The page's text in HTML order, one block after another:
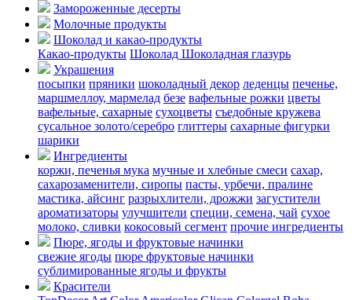
Замороженные десерты
Молочные продукты
Шоколад и какао-продукты
Какао-продукты Шоколад Шоколадная глазурь
Украшения
посыпки пряники шоколадный декор леденцы печенье,
маршмеллоу, мармелад безе вафельные рожки цветы
вафельные, сахарные сухоцветы съедобные кружева
сусальное золото/серебро глиттеры сахарные фигурки
шарики
Ингредиенты
коржи, печенья мука мучные и хлебные смеси сахар,
сахарозаменители, сиропы пасты, урбечи, пралине
мастика, айсинг разрыхлители, дрожжи загустители
ароматизаторы улучшители специи, семена, чай сухое
молоко, сливки кокосовый сегмент прочие ингредиенты
Пюре, ягоды и фруктовые начинки
свежие ягоды пюре фруктовые начинки
сублимированные ягоды и фрукты
Красители